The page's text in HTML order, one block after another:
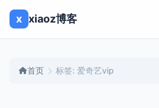
x xiaoz博客
首页 标签: 爱奇艺vip